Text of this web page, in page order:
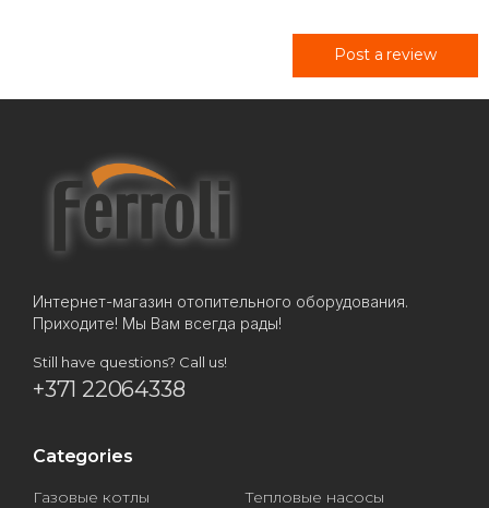
Post a review
Интернет-магазин отопительного оборудования.
Приходите! Мы Вам всегда рады!
Still have questions? Call us!
+371 22064338
Categories
Газовые котлы
Тепловые насосы